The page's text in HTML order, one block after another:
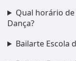
Qual horário
Dança?
Bailarte Escola